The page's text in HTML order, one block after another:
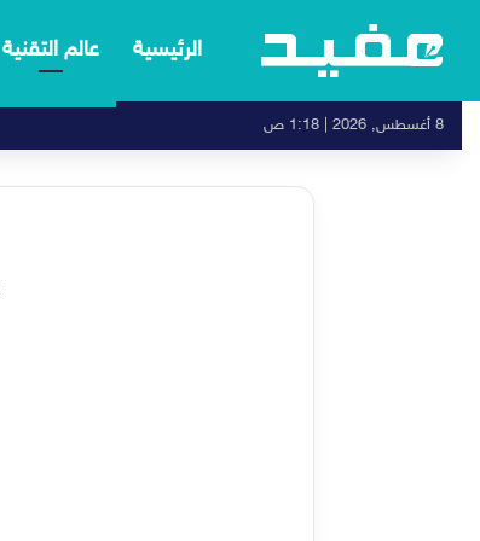
الرئيسية عالم التقنية
8 أغسطس, 2026 | 1:18 ص